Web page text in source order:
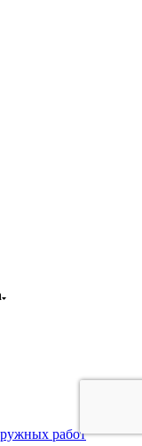
работ